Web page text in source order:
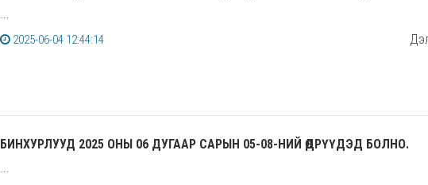
...
2025-06-04 12:44:14
БИНХУРЛУУД 2025 ОНЫ 06 ДУГААР САРЫН 05-08-НИЙ ӨДРҮҮДЭД БОЛНО.
...